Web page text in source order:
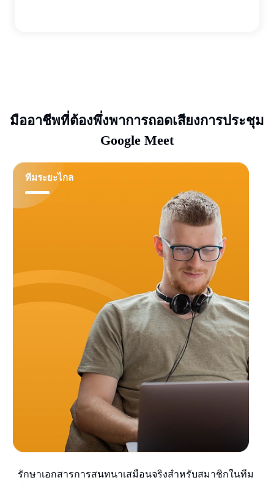
มืออาชีพที่ต้องพึ่งพาการถอดเสียงการประชุม
Google Meet
ทีมระยะไกล
รักษาเอกสารการสนทนาเสมือนจริงสำหรับสมาชิกในทีม